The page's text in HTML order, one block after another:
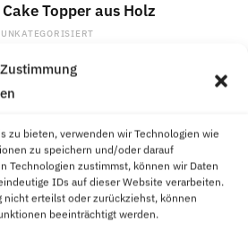
zu bieten, verwenden wir Technologien wie
zu speichern und/oder darauf
Technologien zustimmst, können wir Daten
IDs auf dieser Website verarbeiten.
nicht erteilst oder zurückziehst, können
beeinträchtigt werden.
Topper aus Holz
UNKATEGORISIERT
PRODUKTE